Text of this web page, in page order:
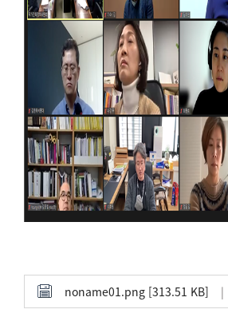
noname01.png [313.51 KB]